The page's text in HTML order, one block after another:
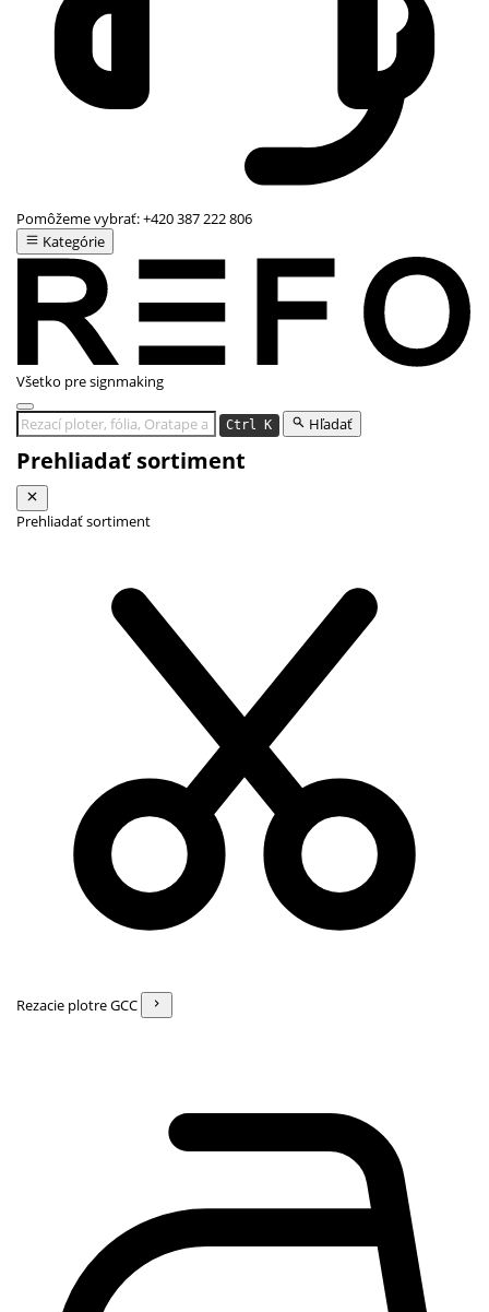
Pomôžeme vybrať:+420 387 222 806
Kategórie
Všetko pre signmaking
Ctrl K Hľadať
Prehliadať sortiment
Prehliadať sortiment
Rezacie plotre GCC